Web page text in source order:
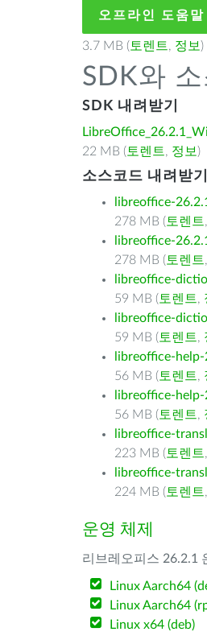
오프라인 도움말
3.7 MB ( 토렌트, 정보 )
SDK와
SDK 내려받기
22 MB ( 토렌트, 정보 )
소스코드 내려받기
libreoffice-
278 MB ( 토렌트,
libreoffice-
278 MB ( 토렌트,
libreoffice-
59 MB ( 토렌트,
libreoffice-
59 MB ( 토렌트,
libreoffice-
56 MB ( 토렌트,
libreoffice-
56 MB ( 토렌트,
libreoffice-
223 MB ( 토렌트,
libreoffice-
224 MB ( 토렌트,
운영 체제
리브레오피스 26.2.1
Linux Aarch64
Linux Aarch64
Linux x64 (deb)